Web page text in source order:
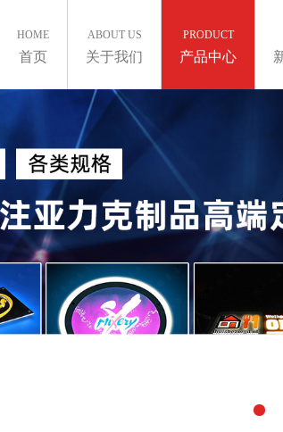
HOME
首页
ABOUT US
关于我们
PRODUCT
产品中心